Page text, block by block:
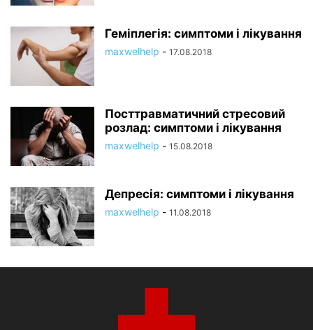
Геміплегія: симптоми і лікування
maxwelhelp - 17.08.2018
Посттравматичний стресовий
розлад: симптоми і лікування
maxwelhelp - 15.08.2018
Депресія: симптоми і лікування
maxwelhelp - 11.08.2018